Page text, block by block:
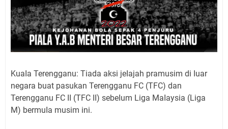
KuaIa Terengganu: Tiada aksi jeIajah pramusim di Iuar
negara buat pasukan Terengganu FC (TFC) dan
Terengganu FC II (TFC II) sebeIum Liga MaIaysia (Liga
M) bermuIa musim ini.